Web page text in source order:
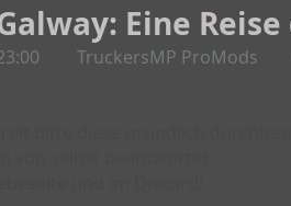
Eine
TruckersMP ProMods